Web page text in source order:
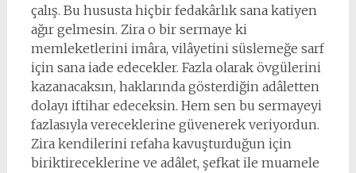
çalış. Bu hususta hiçbir fedakârlık sana katiyen
ağır gelmesin. Zira o bir sermaye ki
memleketlerini imâra, vilâyetini süslemeğe sarf
için sana iade edecekler. Fazla olarak övgülerini
kazanacaksın, haklarında gösterdiğin adâletten
dolayı iftihar edeceksin. Hem sen bu sermayeyi
fazlasıyla vereceklerine güvenerek veriyordun.
Zira kendilerini refaha kavuşturduğun için
biriktireceklerine ve adâlet, şefkat ile muamele